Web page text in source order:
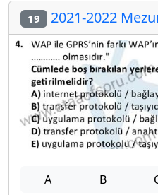
19 2021-2022
A B